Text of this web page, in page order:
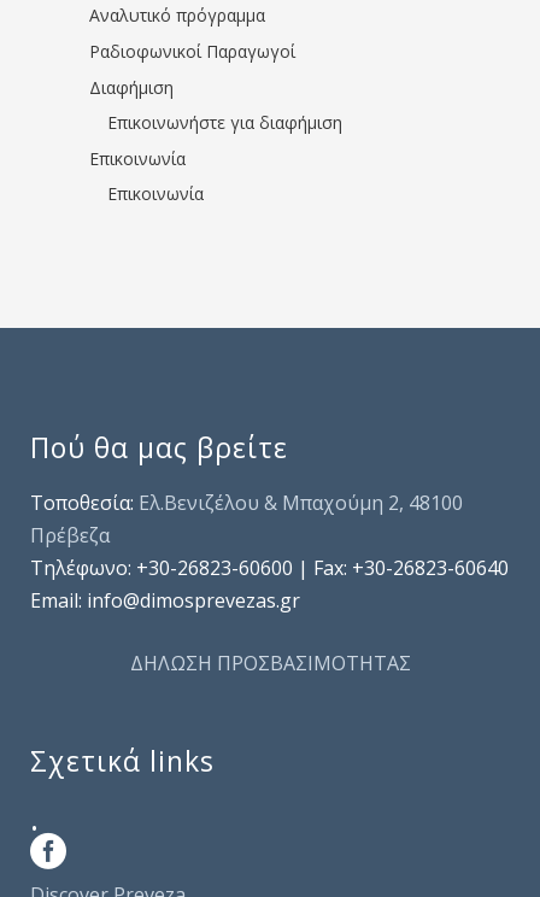
Αναλυτικό πρόγραμμα
Ραδιοφωνικοί Παραγωγοί
Διαφήμιση
Επικοινωνήστε για διαφήμιση
Επικοινωνία
Επικοινωνία
Πού θα μας βρείτε
Τοποθεσία: Ελ.Βενιζέλου & Μπαχούμη 2, 48100
Πρέβεζα
Τηλέφωνo: +30-26823-60600 | Fax: +30-26823-60640
Email: info@dimosprevezas.gr
ΔΗΛΩΣΗ ΠΡΟΣΒΑΣΙΜΟΤΗΤΑΣ
Σχετικά links
.